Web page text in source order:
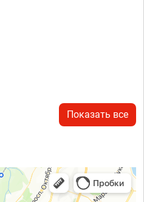
Показать все